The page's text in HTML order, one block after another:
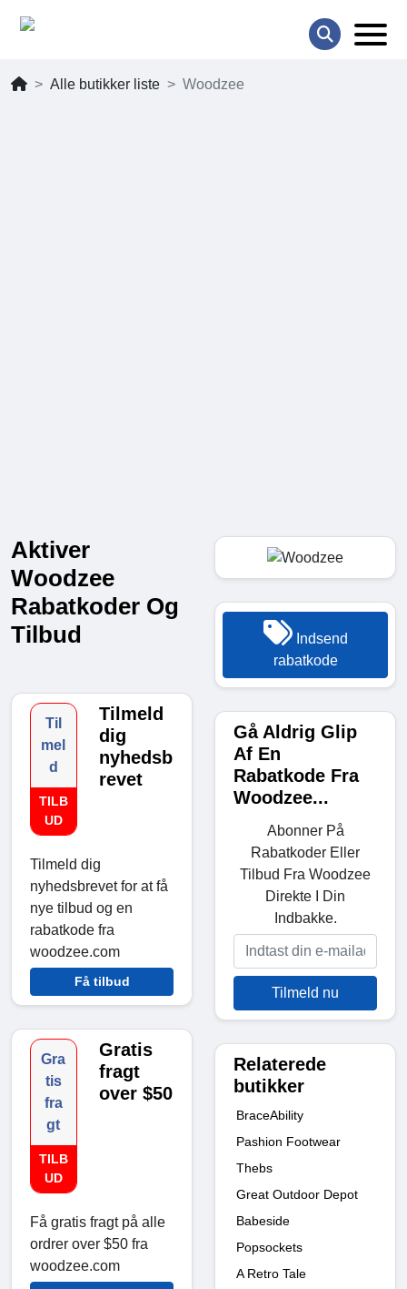
Alle butikker liste Woodzee
Aktiver
Woodzee
Rabatkoder Og
Tilbud
Til
mel
d
TILB
UD
Tilmeld
dig
nyhedsb
revet
Tilmeld dig
nyhedsbrevet for at få
nye tilbud og en
rabatkode fra
woodzee.com
Få tilbud
Gra
tis
fra
gt
TILB
UD
Gratis
fragt
over $50
Få gratis fragt på alle
ordrer over $50 fra
woodzee.com
Indsend
rabatkode
Gå Aldrig Glip
Af En
Rabatkode Fra
Woodzee...
Abonner På
Rabatkoder Eller
Tilbud Fra Woodzee
Direkte I Din
Indbakke.
Tilmeld nu
Relaterede
butikker
BraceAbility
Pashion Footwear
Thebs
Great Outdoor Depot
Babeside
Popsockets
A Retro Tale